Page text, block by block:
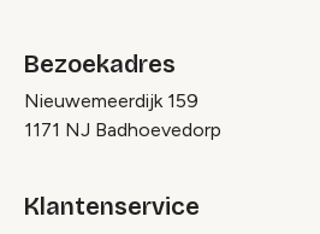
Bezoekadres
Nieuwemeerdijk 159
1171 NJ Badhoevedorp
Klantenservice